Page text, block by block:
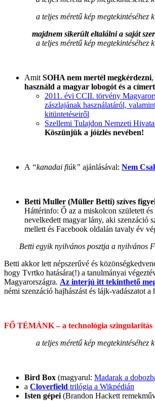
a teljes méretű kép megtekintéséhez
majdnem sikerült eltalálni a saját
a teljes méretű kép megtekintéséhez
Amit SOHA nem mertél megkérdezni
használd a magyar lobogót és a
2011. évi CCII. törvény
zászlajának használatáról,
kitüntetéseiről
Szellemi Tulajdon Nemzeti
Köszünjük a jóízlés nevében!
A “kanadai fiúk” ajánlásával: Nem
Betti Muller (Müller Betti) szíves
Háttérinfo: Ő az a miskolcon született
nevelkedett magyar lány, aki szenzáció
mellett és Facebook oldalán tavaly év
Betti egyik nyilvános posztja a nyilvános
Betti akkor lett népszerűvé és
hogy Tvrtko hatására(!) a tanulmányai
Magyarországra. Az interjú itt tekinthető
némi szenzáció hajhászást és lájk-vadászatot
FŐ TÉMÁNK – a technológia szingularitás
a teljes méretű kép megtekintéséhez
Bird Box (magyarul: Madarak a
a Cloverfield trilógia a Wikpédián
Isten gépei (Brandon Hackett